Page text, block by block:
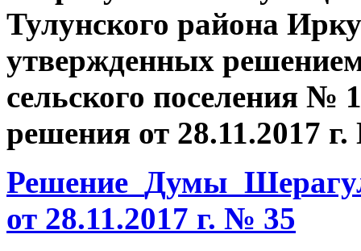
Тулунского района
утвержденных
сельского поселения №
решения от 28.11.2017
РешениеДумы
от 28.11.2017 г. № 35